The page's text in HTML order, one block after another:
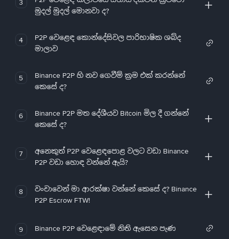
මුදල් මුදල් මොනවා ද?
4
P2P වෙළෙඳ කොන්දේසිවල පාරිභාෂික ශබ්ද
මාලාව
5
Binance P2P හි නව ගෙවීම් ක්‍රම එක් කරන්නේ
කෙසේ ද?
6
Binance P2P මත දේශීයව Bitcoin මිල දී ගන්නේ
කෙසේ ද?
7
අනෙකුත් P2P වෙළෙඳපොළ වලට වඩා Binance
P2P වඩා හොඳ වන්නේ ඇයි?
8
වංචාවෙන් මා ආරක්ෂා වන්නේ කෙසේ ද? Binance
P2P Escrow FTW!
9 Binance P2P වෙළෙඳාමේ නිති ඇසෙන පැණ